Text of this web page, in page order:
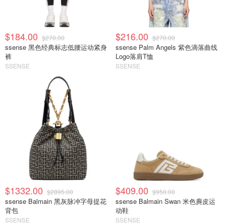
$184.00 $270.00
ssense 黑色经典标志低腰运动紧身
裤
SSENSE
$216.00 $270.00
ssense Palm Angels 紫色滴落曲线
Logo落肩T恤
SSENSE
$1332.00 $2895.00
ssense Balmain 黑灰脉冲字母提花
背包
SSENSE
$409.00 $950.00
ssense Balmain Swan 米色麂皮运
动鞋
SSENSE